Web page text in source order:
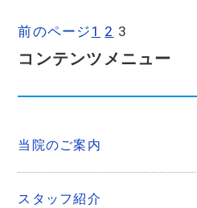
前のページ 1 2 3
コンテンツメニュー
当院のご案内
スタッフ紹介